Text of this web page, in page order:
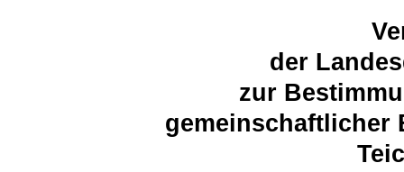
der
zur
gemeinschaftlicher